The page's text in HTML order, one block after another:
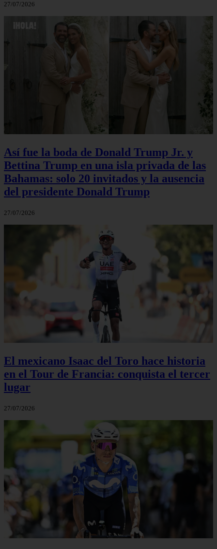
27/07/2026
Así fue la boda de Donald Trump Jr. y
Bettina Trump en una isla privada de las
Bahamas: solo 20 invitados y la ausencia
del presidente Donald Trump
27/07/2026
El mexicano Isaac del Toro hace historia
en el Tour de Francia: conquista el tercer
lugar
27/07/2026